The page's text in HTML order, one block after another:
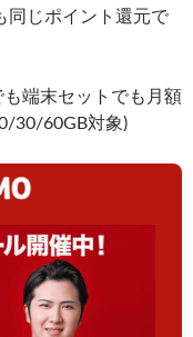
同じポイント還元で
端末セットでも月額
30/60GB対象)